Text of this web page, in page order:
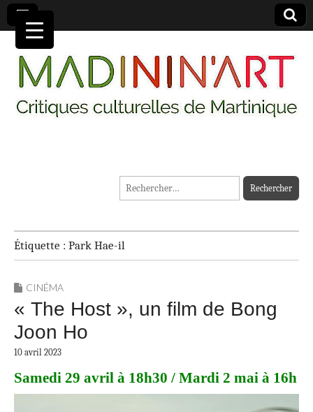
MADININ'ART
Rechercher :
Étiquette : Park Hae-il
CINÉMA
« The Host », un film de Bong
Joon Ho
10 avril 2023
Samedi 29 avril à 18h30 / Mardi 2 mai à 16h